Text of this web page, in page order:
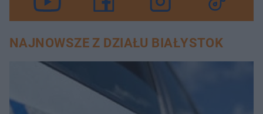
NAJNOWSZE Z DZIAŁU BIAŁYSTOK